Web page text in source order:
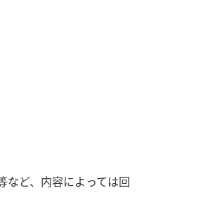
など、内容によっては回